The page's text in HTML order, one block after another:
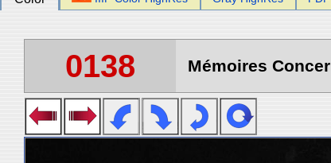
0138 Mémoires